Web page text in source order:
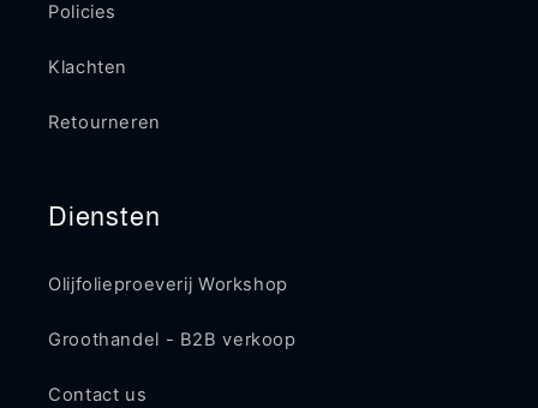
Policies
Klachten
Retourneren
Diensten
Olijfolieproeverij Workshop
Groothandel - B2B verkoop
Contact us